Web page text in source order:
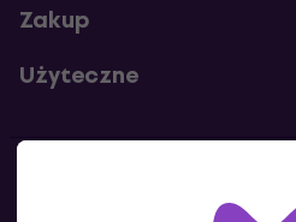
Zakup
Użyteczne